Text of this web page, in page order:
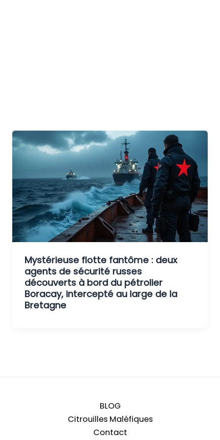
Mystérieuse flotte fantôme : deux
agents de sécurité russes
découverts à bord du pétrolier
Boracay, intercepté au large de la
Bretagne
BLOG
Citrouilles Maléfiques
Contact